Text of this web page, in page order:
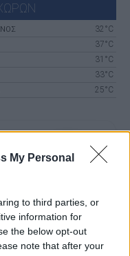
My Personal
to third parties, or
information for
the below opt-out
note that after your
32°C
37°C
31°C
33°C
25°C